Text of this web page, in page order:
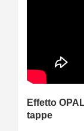
Effetto
tappe